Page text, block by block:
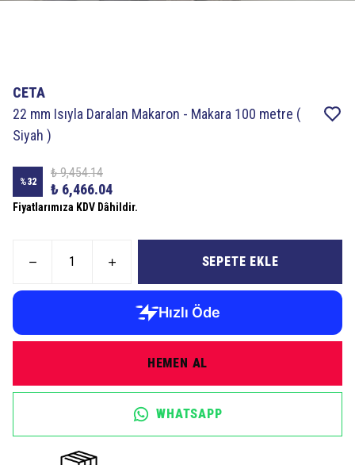
CETA
22 mm Isıyla Daralan Makaron - Makara 100 metre (
Siyah )
%32
₺ 9,454.14
₺ 6,466.04
Fiyatlarımıza KDV Dâhildir.
SEPETE EKLE
HEMEN AL
WHATSAPP